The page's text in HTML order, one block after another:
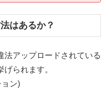
はあるか？
法アップロードされている
られます。
ョン)